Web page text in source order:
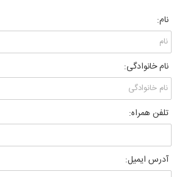
نام:
نام خانوادگی:
تلفن همراه:
آدرس ایمیل: